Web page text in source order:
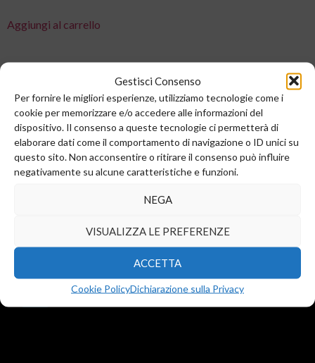
Gestisci Consenso
Per fornire le migliori esperienze, utilizziamo tecnologie come i
cookie per memorizzare e/o accedere alle informazioni del
dispositivo. Il consenso a queste tecnologie ci permetterà di
elaborare dati come il comportamento di navigazione o ID unici su
questo sito. Non acconsentire o ritirare il consenso può influire
negativamente su alcune caratteristiche e funzioni.
NEGA
VISUALIZZA LE PREFERENZE
ACCETTA
Cookie PolicyDichiarazione sulla Privacy
Aggiungi al carrello